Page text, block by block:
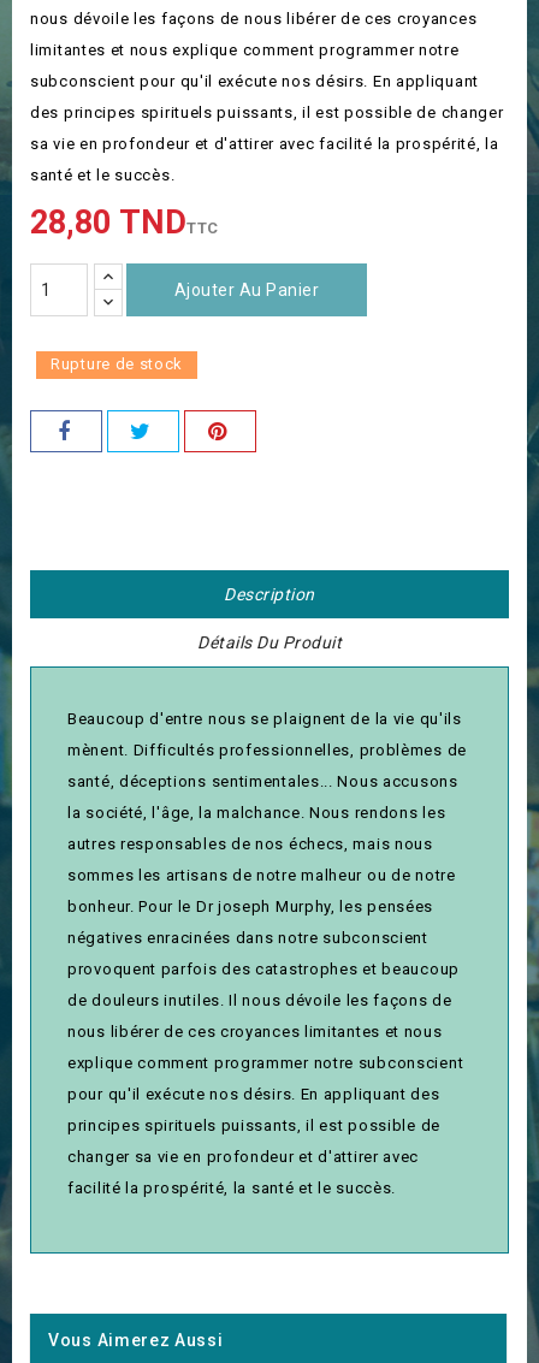
nous dévoile les façons de nous libérer de ces croyances
limitantes et nous explique comment programmer notre
subconscient pour qu'il exécute nos désirs. En appliquant
des principes spirituels puissants, il est possible de changer
sa vie en profondeur et d'attirer avec facilité la prospérité, la
santé et le succès.
28,80 TNDTTC
Ajouter Au Panier
Rupture de stock
Description
Détails Du Produit
Beaucoup d'entre nous se plaignent de la vie qu'ils
mènent. Difficultés professionnelles, problèmes de
santé, déceptions sentimentales... Nous accusons
la société, l'âge, la malchance. Nous rendons les
autres responsables de nos échecs, mais nous
sommes les artisans de notre malheur ou de notre
bonheur. Pour le Dr joseph Murphy, les pensées
négatives enracinées dans notre subconscient
provoquent parfois des catastrophes et beaucoup
de douleurs inutiles. Il nous dévoile les façons de
nous libérer de ces croyances limitantes et nous
explique comment programmer notre subconscient
pour qu'il exécute nos désirs. En appliquant des
principes spirituels puissants, il est possible de
changer sa vie en profondeur et d'attirer avec
facilité la prospérité, la santé et le succès.
Vous Aimerez Aussi